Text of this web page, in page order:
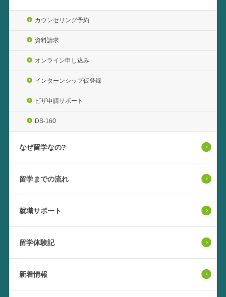
カウンセリング予約
資料請求
オンライン申し込み
インターンシップ仮登録
ビザ申請サポート
DS-160
なぜ留学なの?
留学までの流れ
就職サポート
留学体験記
新着情報